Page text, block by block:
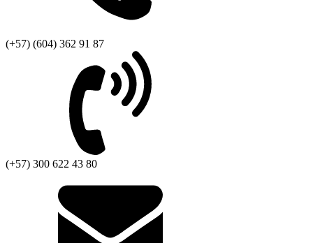
(+57) (604) 362 91 87
(+57) 300 622 43 80